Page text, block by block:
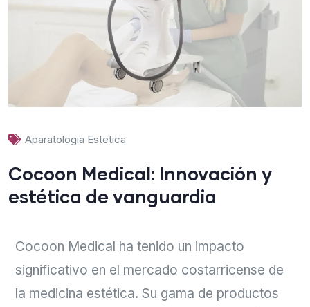
Aparatologia Estetica
Cocoon Medical: Innovación y
estética de vanguardia
Cocoon Medical ha tenido un impacto
significativo en el mercado costarricense de
la medicina estética. Su gama de productos